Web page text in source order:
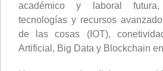
académico y laboral
tecnologías y recursos
de las cosas (IOT),
Artificial, Big Data y Blockchain